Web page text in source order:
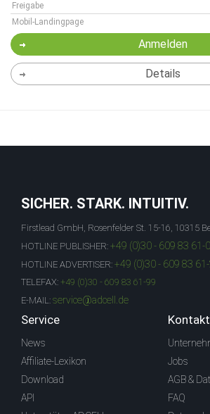
Freigabe
Mobil-Landingpage
Anmelden
Details
SICHER. STARK. INTUITIV.
Firstlead GmbH, Rosenfelder St. 15-16, 10315
HOTLINE PUBLISHER: +49 (0)30 - 609 83 61-0
HOTLINE ADVERTISER: +49 (0)30 - 609 83
TELEFAX: +49 (0)30 - 609 83 61-99
E-MAIL: service@adcell.de
Service
News
Affiliate-Lexikon
Download
API
Kontakt
Jobs
AGB &
FAQ